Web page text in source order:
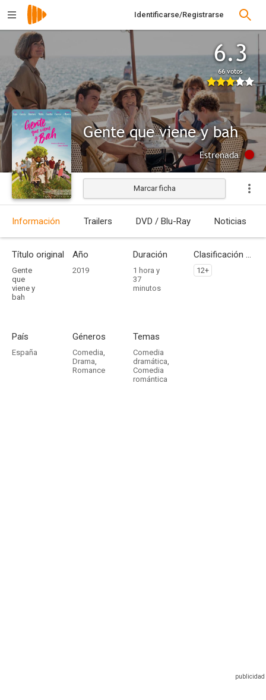
Identificarse/Registrarse
6.3
66 votos
Gente que viene y bah
Estrenada
Marcar ficha
Información Trailers DVD / Blu-Ray Noticias
Título original
Gente
que
viene y
bah
Año
2019
Duración
1 hora y
37
minutos
Clasificación por edades
12+
País
España
Géneros
Comedia,
Drama,
Romance
Temas
Comedia
dramática,
Comedia
romántica